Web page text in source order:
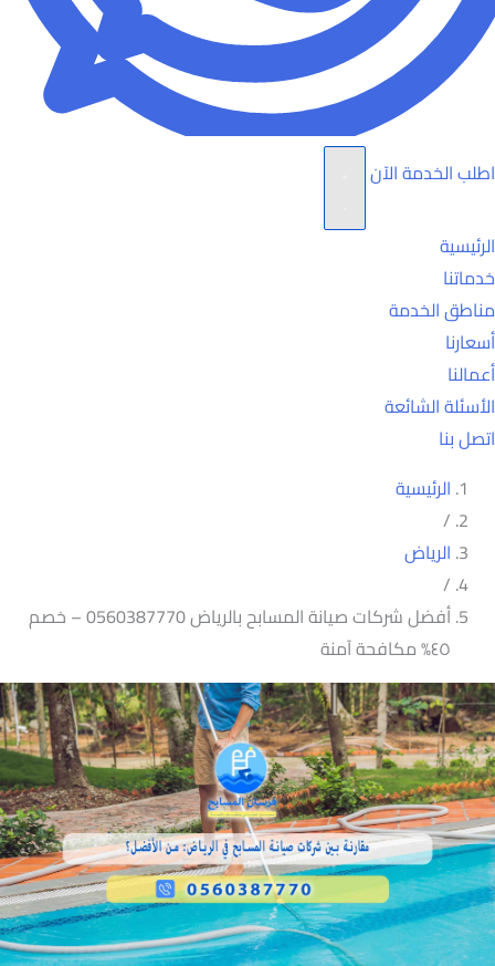
اطلب الخدمة الآن
الرئيسية
خدماتنا
مناطق الخدمة
أسعارنا
أعمالنا
الأسئلة الشائعة
اتصل بنا
الرئيسية
/
الرياض
/
أفضل شركات صيانة المسابح بالرياض 0560387770 – خصم
٤٥% مكافحة آمنة